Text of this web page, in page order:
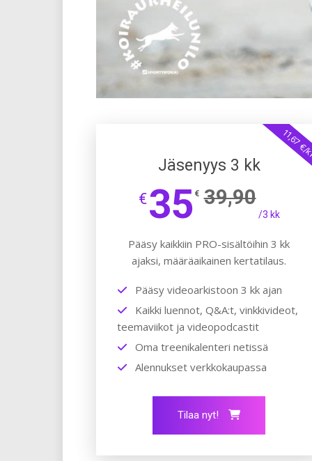
11,67
Jäsenyys 3 kk
€35 € 39,90
/3 kk
Pääsy kaikkiin PRO-sisältöihin 3 kk
ajaksi, määräaikainen kertatilaus.
Pääsy videoarkistoon 3 kk ajan
Kaikki luennot, Q&A:t, vinkkivideot,
teemaviikot ja videopodcastit
Oma treenikalenteri netissä
Alennukset verkkokaupassa
Tilaa nyt!